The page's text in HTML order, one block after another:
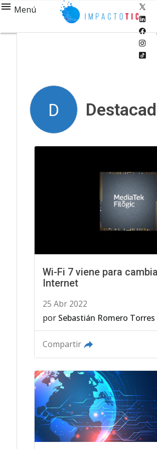
Menú
D
Wi-Fi 7 viene para
Internet
25 Abr 2022
por Sebastián Romero Torres
Compartir